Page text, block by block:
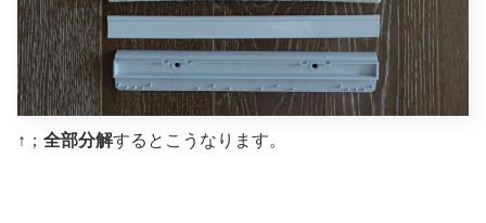
↑； 全部分解するとこうなります。